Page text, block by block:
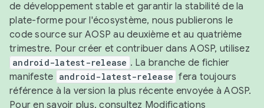
de développement stable et garantir la stabilité de la
plate-forme pour l'écosystème, nous publierons le
code source sur AOSP au deuxième et au quatrième
trimestre. Pour créer et contribuer dans AOSP, utilisez
android-latest-release . La branche de fichier
manifeste android-latest-release fera toujours
référence à la version la plus récente envoyée à AOSP.
Pour en savoir plus, consultez Modifications